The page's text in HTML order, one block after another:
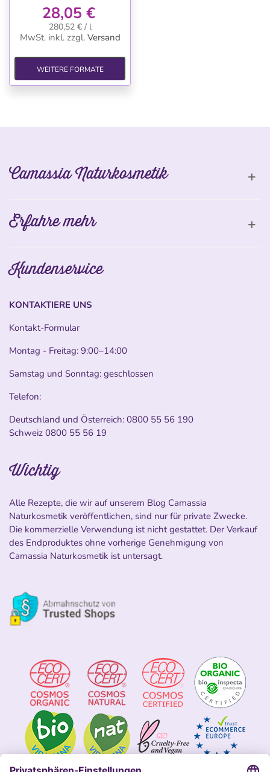
28,05 €
280,52 € / l
MwSt. inkl. zzgl. Versand
WEITERE FORMATE
Camassia Naturkosmetik
Erfahre mehr
Kundenservice
KONTAKTIERE UNS
Kontakt-Formular
Montag - Freitag: 9:00–14:00
Samstag und Sonntag: geschlossen
Telefon:
Deutschland und Österreich: 0800 55 56 190
Schweiz 0800 55 56 19
Wichtig
Alle Rezepte, die wir auf unserem Blog Camassia
Naturkosmetik veröffentlichen, sind nur für private Zwecke.
Die kommerzielle Verwendung ist nicht gestattet. Der Verkauf
des Endproduktes ohne vorherige Genehmigung von
Camassia Naturkosmetik ist untersagt.